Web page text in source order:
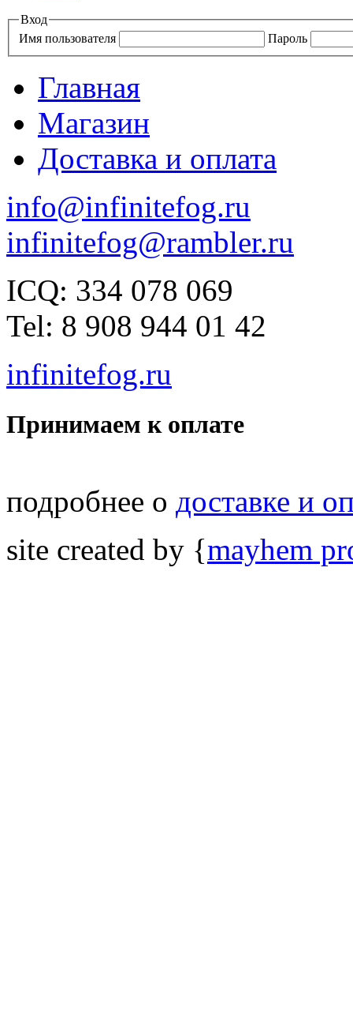
Вход
Имя пользователя
Пароль
Главная
Магазин
Доставка и оплата
info@infinitefog.ru
infinitefog@rambler.ru
ICQ: 334 078 069
Tel: 8 908 944 01 42
infinitefog.ru
Принимаем к оплате
подробнее о доставке и
site created by {mayhem